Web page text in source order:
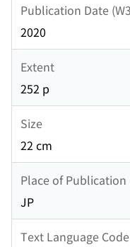
Publication Date
2020
Extent
252 p
Size
22 cm
Place of Publication
JP
Text Language Code